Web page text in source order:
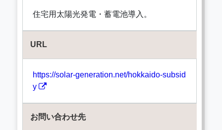
住宅用太陽光発電・蓄電池導入。
URL
https://solar-generation.net/hokkaido-subsid
y
お問い合わせ先